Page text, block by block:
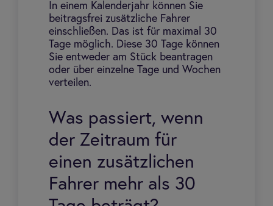
In einem Kalenderjahr können Sie
beitragsfrei zusätzliche Fahrer
einschließen. Das ist für maximal 30
Tage möglich. Diese 30 Tage können
Sie entweder am Stück beantragen
oder über einzelne Tage und Wochen
verteilen.
Was passiert, wenn
der Zeitraum für
einen zusätzlichen
Fahrer mehr als 30